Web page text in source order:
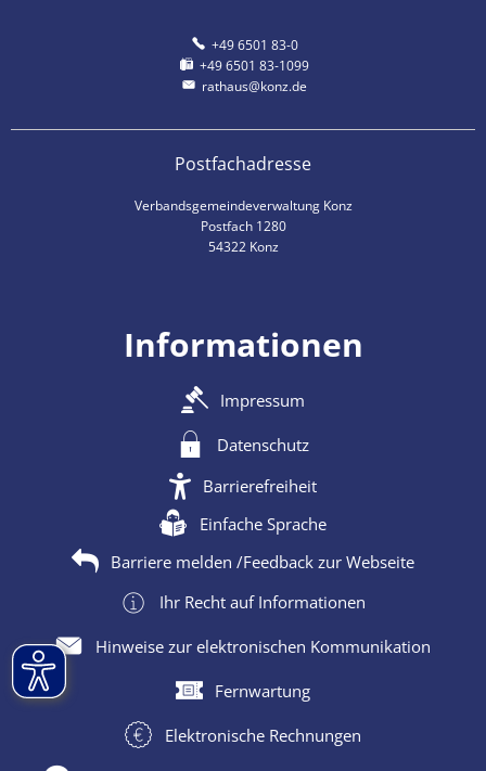
+49 6501 83-0
+49 6501 83-1099
rathaus@konz.de
Postfachadresse
Verbandsgemeindeverwaltung Konz
Postfach 1280
54322 Konz
Informationen
Impressum
Datenschutz
Barrierefreiheit
Einfache Sprache
Barriere melden /Feedback zur Webseite
Ihr Recht auf Informationen
Hinweise zur elektronischen Kommunikation
Fernwartung
Elektronische Rechnungen